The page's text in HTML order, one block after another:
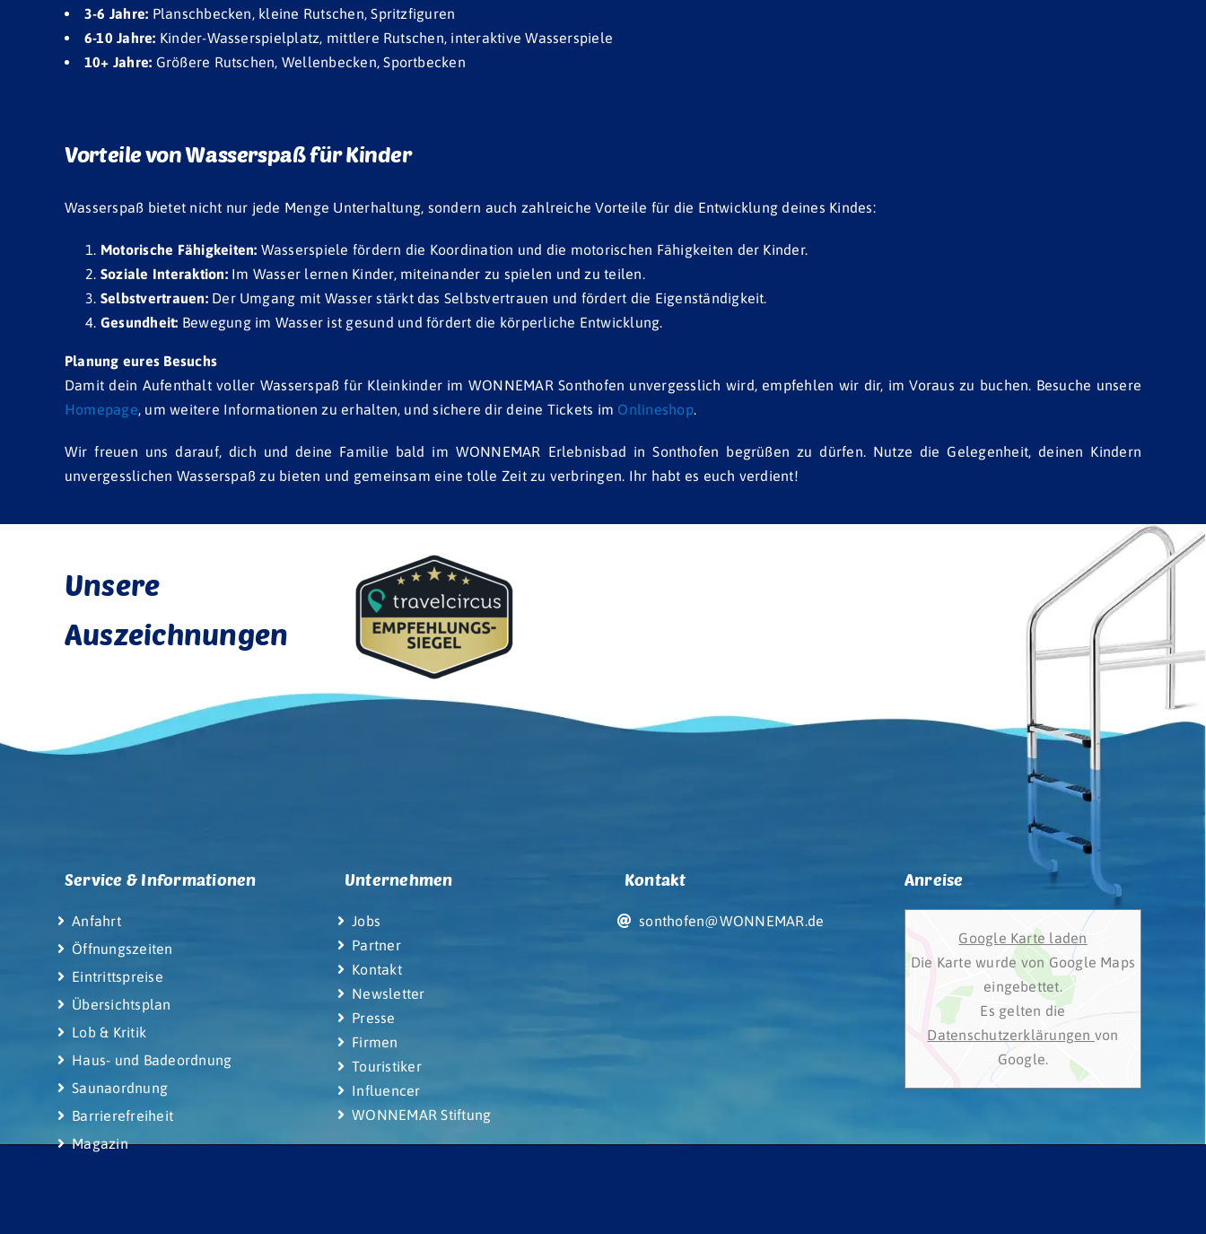
3-6 Jahre: Planschbecken, kleine Rutschen, Spritzfiguren
6-10 Jahre: Kinder-Wasserspielplatz, mittlere Rutschen, interaktive Wasserspiele
10+ Jahre: Größere Rutschen, Wellenbecken, Sportbecken
Vorteile von Wasserspaß für Kinder
Wasserspaß bietet nicht nur jede Menge Unterhaltung, sondern auch zahlreiche Vorteile für die Entwicklung deines Kindes:
Motorische Fähigkeiten: Wasserspiele fördern die Koordination und die motorischen Fähigkeiten der Kinder.
Soziale Interaktion:Im Wasser lernen Kinder, miteinander zu spielen und zu teilen.
Selbstvertrauen:Der Umgang mit Wasser stärkt das Selbstvertrauen und fördert die Eigenständigkeit.
Gesundheit: Bewegung im Wasser ist gesund und fördert die körperliche Entwicklung.
Planung eures Besuchs
Damit dein Aufenthalt voller Wasserspaß für Kleinkinder im WONNEMAR Sonthofen unvergesslich wird, empfehlen wir dir, im Voraus zu buchen. Besuche unsere
Homepage, um weitere Informationen zu erhalten, und sichere dir deine Tickets im Onlineshop.
Wir freuen uns darauf, dich und deine Familie bald im WONNEMAR Erlebnisbad in Sonthofen begrüßen zu dürfen. Nutze die Gelegenheit, deinen Kindern
unvergesslichen Wasserspaß zu bieten und gemeinsam eine tolle Zeit zu verbringen. Ihr habt es euch verdient!
Unsere
Auszeichnungen
Service & Informationen
Anfahrt
Öffnungszeiten
Eintrittspreise
Übersichtsplan
Lob & Kritik
Haus- und Badeordnung
Saunaordnung
Barrierefreiheit
Magazin
Unternehmen
Jobs
Partner
Kontakt
Newsletter
Presse
Firmen
Touristiker
Influencer
WONNEMAR Stiftung
Kontakt
sonthofen@WONNEMAR.de
Anreise
Google Karte laden
Die Karte wurde von Google Maps
eingebettet.
Es gelten die
Datenschutzerklärungen von
Google.